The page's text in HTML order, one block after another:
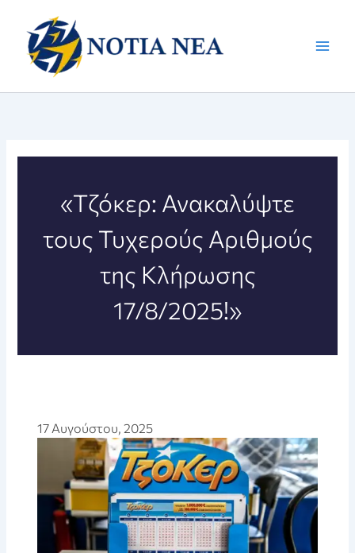
περιεχόμενο
«Τζόκερ: Ανακαλύψτε
τους Τυχερούς Αριθμούς
της Κλήρωσης
17/8/2025!»
17 Αυγούστου, 2025